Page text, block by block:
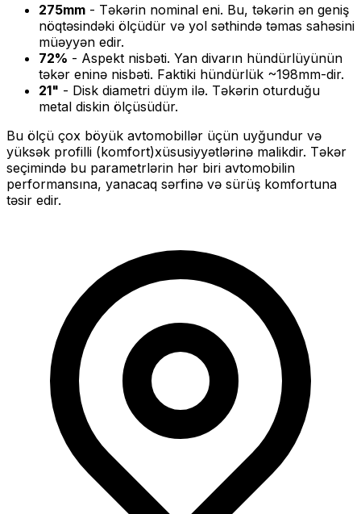
275mm - Təkərin nominal eni. Bu, təkərin ən geniş
nöqtəsindəki ölçüdür və yol səthində təmas sahəsini
müəyyən edir.
72% - Aspekt nisbəti. Yan divarın hündürlüyünün
təkər eninə nisbəti. Faktiki hündürlük ~198mm-dir.
21" - Disk diametri düym ilə. Təkərin oturduğu
metal diskin ölçüsüdür.
Bu ölçü çox böyük avtomobillər üçün uyğundur və
yüksək profilli (komfort)xüsusiyyətlərinə malikdir. Təkər
seçimində bu parametrlərin hər biri avtomobilin
performansına, yanacaq sərfinə və sürüş komfortuna
təsir edir.